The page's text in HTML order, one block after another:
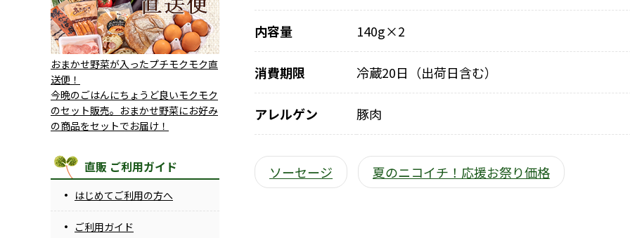
内容量 140g×2
消費期限 冷蔵20日（出荷日含む）
アレルゲン 豚肉
ソーセージ 夏のニコイチ！応援お祭り価格
おまかせ野菜が入ったプチモクモク直
送便！
今晩のごはんにちょうど良いモクモク
のセット販売。おまかせ野菜にお好み
の商品をセットでお届け！
直販 ご利用ガイド
はじめてご利用の方へ
ご利用ガイド